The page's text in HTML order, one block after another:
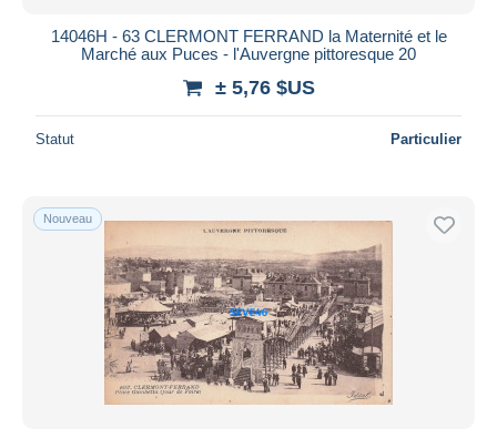
14046H - 63 CLERMONT FERRAND la Maternité et le
Marché aux Puces - l'Auvergne pittoresque 20
± 5,76 $US
Statut Particulier
Nouveau